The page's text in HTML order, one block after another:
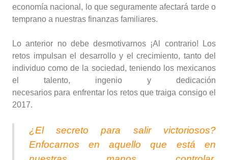
economía nacional, lo que seguramente afectará tarde o
temprano a nuestras finanzas familiares.
Lo anterior no debe desmotivarnos ¡Al contrario! Los
retos impulsan el desarrollo y el crecimiento, tanto del
individuo como de la sociedad, teniendo los mexicanos
el talento, ingenio y dedicación
necesarios para enfrentar los retos que traiga consigo el
2017.
¿El secreto para salir victoriosos?
Enfocarnos en aquello que está en